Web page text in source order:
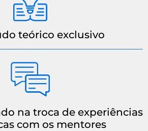
teórico exclusivo
na troca de experiências
com os mentores